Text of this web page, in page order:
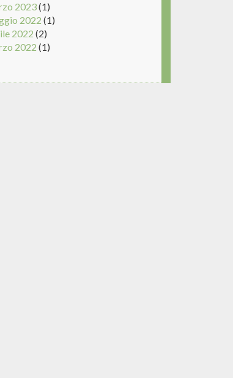
2023(1)
2022 (1)
2022 (2)
2022 (1)